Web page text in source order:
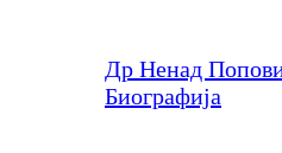
Др Ненад
Биографија